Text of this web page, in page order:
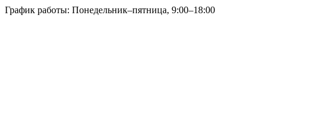
График работы: Понедельник–пятница, 9:00–18:00